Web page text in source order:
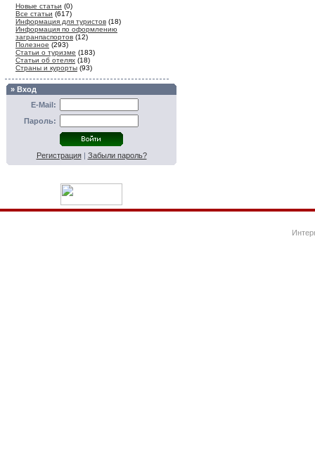
Новые статьи (0)
Все статьи (617)
Информация для туристов (18)
Информация по оформлению
загранпаспортов (12)
Полезное (293)
Статьи о туризме (183)
Статьи об отелях (18)
Страны и курорты (93)
» Вход
E-Mail:
Пароль:
Регистрация| Забыли пароль?